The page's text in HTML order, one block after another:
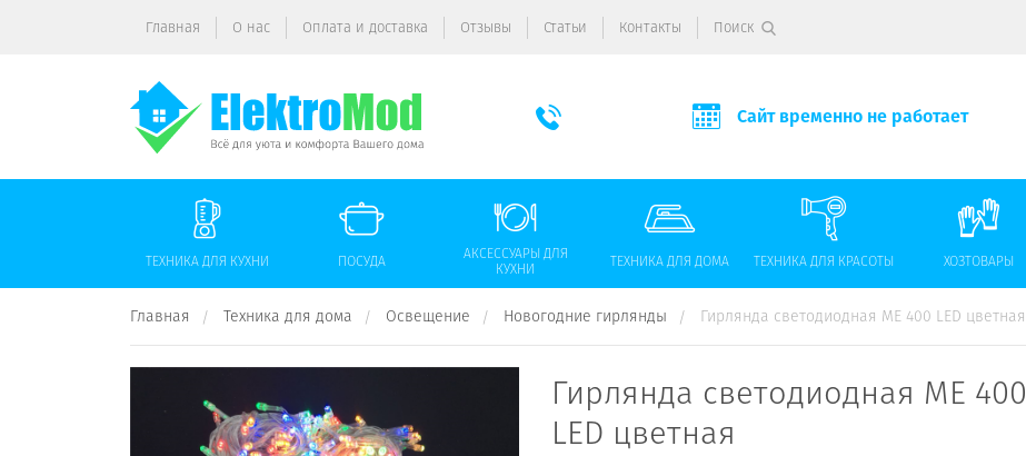
Главная О нас Оплата и доставка Отзывы Статьи Контакты Поиск
Сайт временно не работает
ТЕХНИКА ДЛЯ КУХНИ ПОСУДА
АКСЕССУАРЫ ДЛЯ
КУХНИ
ТЕХНИКА ДЛЯ ДОМА ТЕХНИКА ДЛЯ КРАСОТЫ ХОЗТОВАРЫ
Главная Техника для дома Освещение Новогодние гирлянды Гирлянда светодиодная МЕ 400 LED цветная
Гирлянда светодиодная МЕ 400
LED цветная